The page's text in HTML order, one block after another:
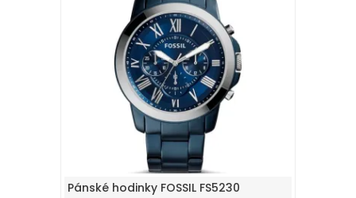
Pánské hodinky FOSSIL FS5230